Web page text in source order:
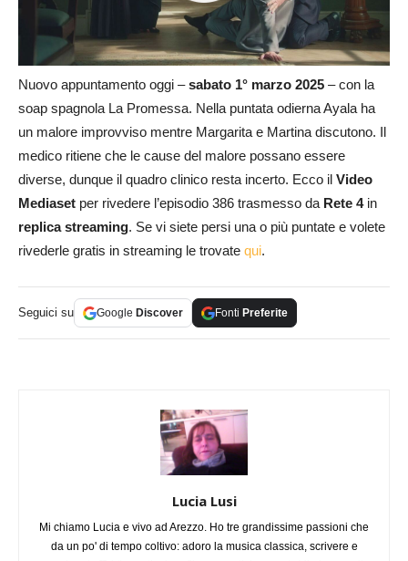
Nuovo appuntamento oggi –sabato 1° marzo 2025 – con la
soap spagnola La Promessa. Nella puntata odierna Ayala ha
un malore improvviso mentre Margarita e Martina discutono. Il
medico ritiene che le cause del malore possano essere
diverse, dunque il quadro clinico resta incerto. Ecco il Video
Mediaset per rivedere l’episodio 386 trasmesso da Rete 4in
replica streaming. Se vi siete persi una o più puntate e volete
rivederle gratis in streaming le trovate qui.
Seguici su Google Discover Fonti Preferite
Lucia Lusi
Mi chiamo Lucia e vivo ad Arezzo. Ho tre grandissime passioni che
da un po' di tempo coltivo: adoro la musica classica, scrivere e